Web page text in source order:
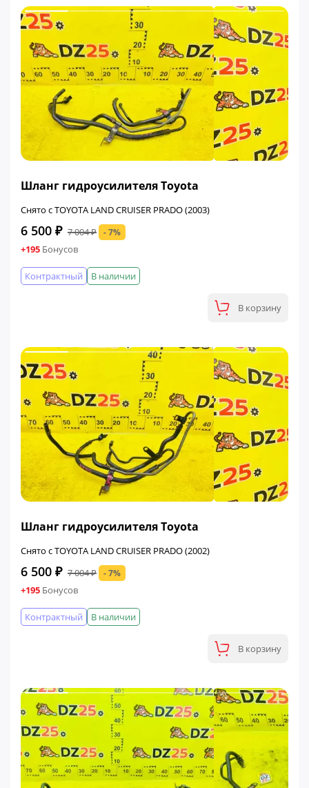
Шланг гидроусилителя Toyota
Снято с TOYOTA LAND CRUISER PRADO (2003)
6 500 ₽ 7 004 ₽ - 7%
+195 Бонусов
В наличии
Контрактный
В корзину
Шланг гидроусилителя Toyota
Снято с TOYOTA LAND CRUISER PRADO (2002)
6 500 ₽ 7 004 ₽ - 7%
+195 Бонусов
В наличии
Контрактный
В корзину